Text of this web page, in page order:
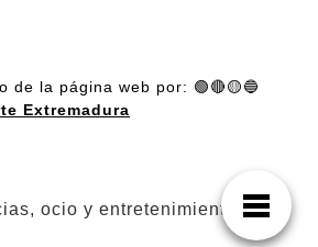
de la página web por: 🟢🔴🟡🔵
Extremadura
ocio y entretenimiento